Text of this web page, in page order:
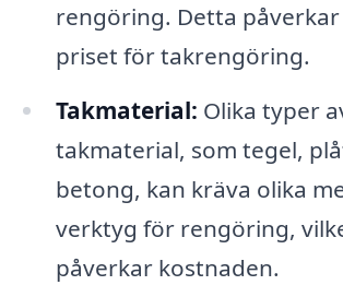
rengöring. Detta
priset för takrengöring.
Takmaterial: Olika typer
takmaterial, som tegel,
betong, kan kräva olika
verktyg för rengöring,
påverkar kostnaden.